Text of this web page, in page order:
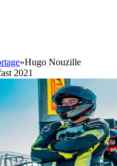
»Hugo Nouzille
2021